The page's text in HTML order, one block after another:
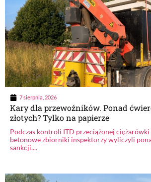
7 sierpnia, 2026
Kary dla przewoźników. Ponad
złotych? Tylko na papierze
Podczas kontroli ITD przeciążonej ciężarówki
betonowe zbiorniki inspektorzy wyliczyli
sankcji....